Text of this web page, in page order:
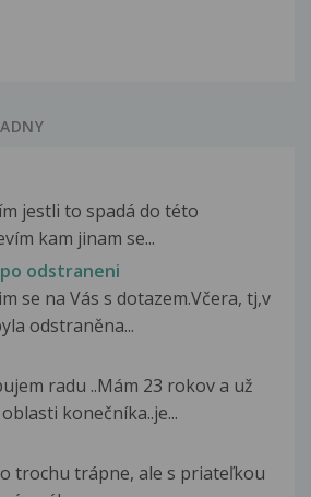
jestli to spadá do této
kam jinam se...
odstraneni
se na Vás s dotazem.Včera, tj,v
odstraněna...
radu ..Mám 23 rokov a už
konečníka..je...
trochu trápne, ale s priateľkou